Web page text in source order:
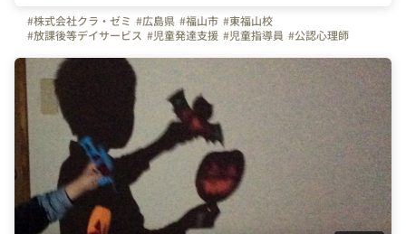
#株式会社クラ・ゼミ #広島県 #福山市 #東福山校
#放課後等デイサービス #児童発達支援 #児童指導員 #公認心理師